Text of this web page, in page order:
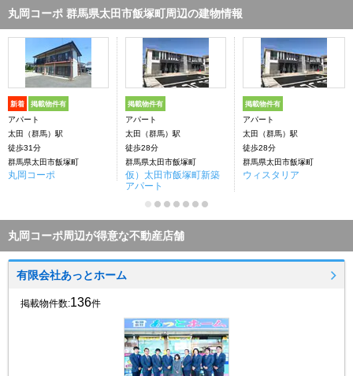
丸岡コーポ 群馬県太田市飯塚町周辺の建物情報
新着 掲載物件有
アパート
太田（群馬）駅
徒歩31分
群馬県太田市飯塚町
丸岡コーポ
掲載物件有
アパート
太田（群馬）駅
徒歩28分
群馬県太田市飯塚町
仮）太田市飯塚町新築
アパート
掲載物件有
アパート
太田（群馬）駅
徒歩28分
群馬県太田市飯塚町
ウィスタリア
丸岡コーポ周辺が得意な不動産店舗
有限会社あっとホーム
掲載物件数:136件